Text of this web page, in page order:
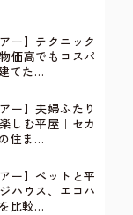
ー】テクニック
価高でもコスパ
てた…
ー】夫婦ふたり
しむ平屋｜セカ
住ま…
ー】ペットと平
ハウス、エコハ
比較…